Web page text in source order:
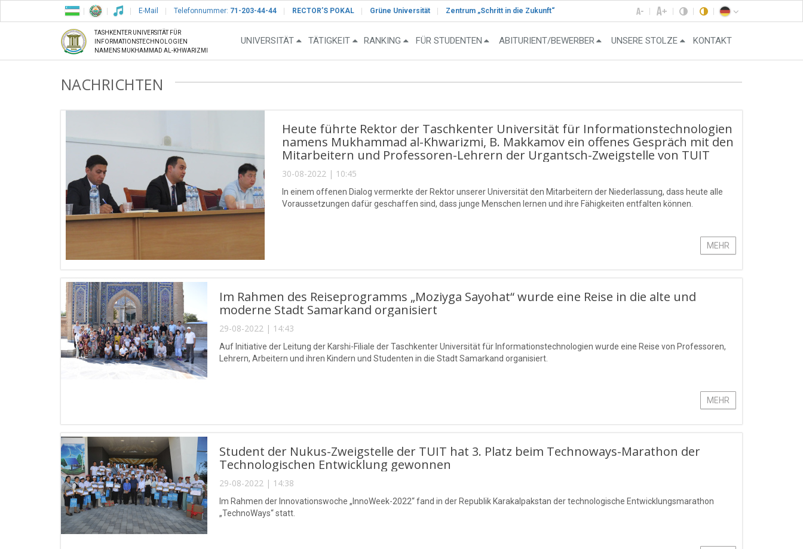
E-Mail Telefonnummer: 71-203-44-44 RECTOR’S POKAL Grüne Universität Zentrum „Schritt in die Zukunft“
TASHKENTER UNIVERSITÄT FÜR
INFORMATIONSTECHNOLOGIEN
NAMENS MUKHAMMAD AL-KHWARIZMI
UNIVERSITÄT TÄTIGKEIT RANKING FÜR STUDENTEN ABITURIENT/BEWERBER UNSERE STOLZE KONTAKT
NACHRICHTEN
Heute führte Rektor der Taschkenter Universität für Informationstechnologien
namens Mukhammad al-Khwarizmi, B. Makkamov ein offenes Gespräch mit den
Mitarbeitern und Professoren-Lehrern der Urgantsch-Zweigstelle von TUIT
30-08-2022 | 10:45
In einem offenen Dialog vermerkte der Rektor unserer Universität den Mitarbeitern der Niederlassung, dass heute alle
Voraussetzungen dafür geschaffen sind, dass junge Menschen lernen und ihre Fähigkeiten entfalten können.
MEHR
Im Rahmen des Reiseprogramms „Moziyga Sayohat“ wurde eine Reise in die alte und
moderne Stadt Samarkand organisiert
29-08-2022 | 14:43
Auf Initiative der Leitung der Karshi-Filiale der Taschkenter Universität für Informationstechnologien wurde eine Reise von Professoren,
Lehrern, Arbeitern und ihren Kindern und Studenten in die Stadt Samarkand organisiert.
MEHR
Student der Nukus-Zweigstelle der TUIT hat 3. Platz beim Technoways-Marathon der
Technologischen Entwicklung gewonnen
29-08-2022 | 14:38
Im Rahmen der Innovationswoche „InnoWeek-2022“ fand in der Republik Karakalpakstan der technologische Entwicklungsmarathon
„TechnoWays“ statt.